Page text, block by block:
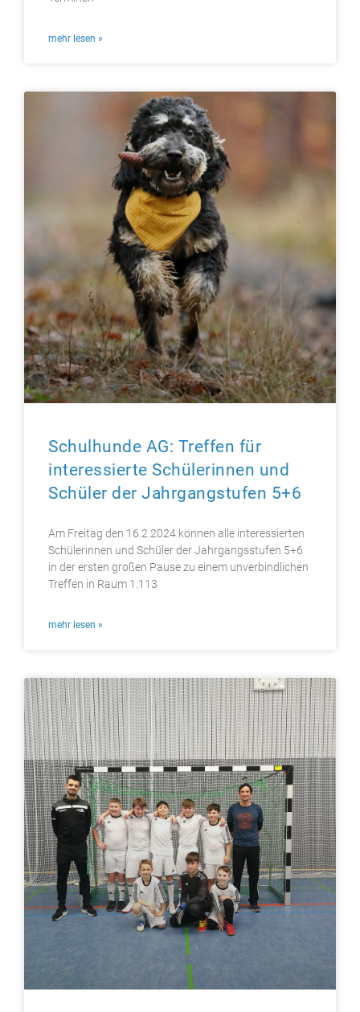
mehr lesen »
Schulhunde AG: Treffen für
interessierte Schülerinnen und
Schüler der Jahrgangstufen 5+6
Am Freitag den 16.2.2024 können alle interessierten
Schülerinnen und Schüler der Jahrgangsstufen 5+6
in der ersten großen Pause zu einem unverbindlichen
Treffen in Raum 1.113
mehr lesen »